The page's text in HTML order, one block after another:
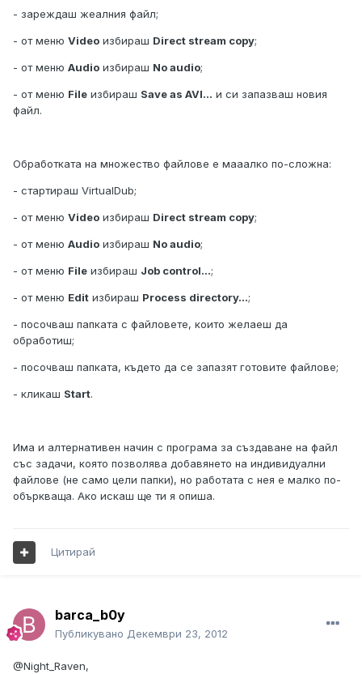
- зареждаш жеалния файл;
- от меню Video избираш Direct stream copy;
- от меню Audio избираш No audio;
- от меню File избираш Save as AVI... и си запазваш новия
файл.
Обработката на множество файлове е маaaлко по-сложна:
- стартираш VirtualDub;
- от меню Video избираш Direct stream copy;
- от меню Audio избираш No audio;
- от меню File избираш Job control...;
- от меню Edit избираш Process directory...;
- посочваш папката с файловете, които желаеш да
обработиш;
- посочваш папката, където да се запазят готовите файлове;
- кликаш Start.
Има и алтернативен начин с програма за създаване на файл
със задачи, която позволява добавянето на индивидуални
файлове (не само цели папки), но работата с нея е малко по-
объркваща. Ако искаш ще ти я опиша.
Цитирай
barca_b0y
Публикувано Декември 23, 2012
@Night_Raven,